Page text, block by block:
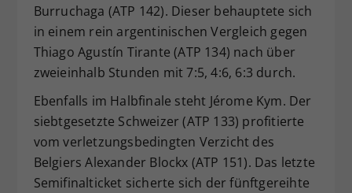
Burruchaga (ATP 142). Dieser behauptete sich
in einem rein argentinischen Vergleich gegen
Thiago Agustín Tirante (ATP 134) nach über
zweieinhalb Stunden mit 7:5, 4:6, 6:3 durch.
Ebenfalls im Halbfinale steht Jérome Kym. Der
siebtgesetzte Schweizer (ATP 133) profitierte
vom verletzungsbedingten Verzicht des
Belgiers Alexander Blockx (ATP 151). Das letzte
Semifinalticket sicherte sich der fünftgereihte